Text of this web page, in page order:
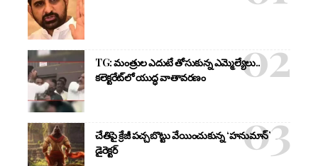
TG: మంత్రుల ఎదుటే తోసుకున్న ఎమ్మెల్యేలు..
కలెక్టరేట్‌లో యుద్ధ వాతావరణం
చేతిపై క్రేజీ పచ్చబొట్టు వేయించుకున్న ‘హనుమాన్’
డైరెక్టర్